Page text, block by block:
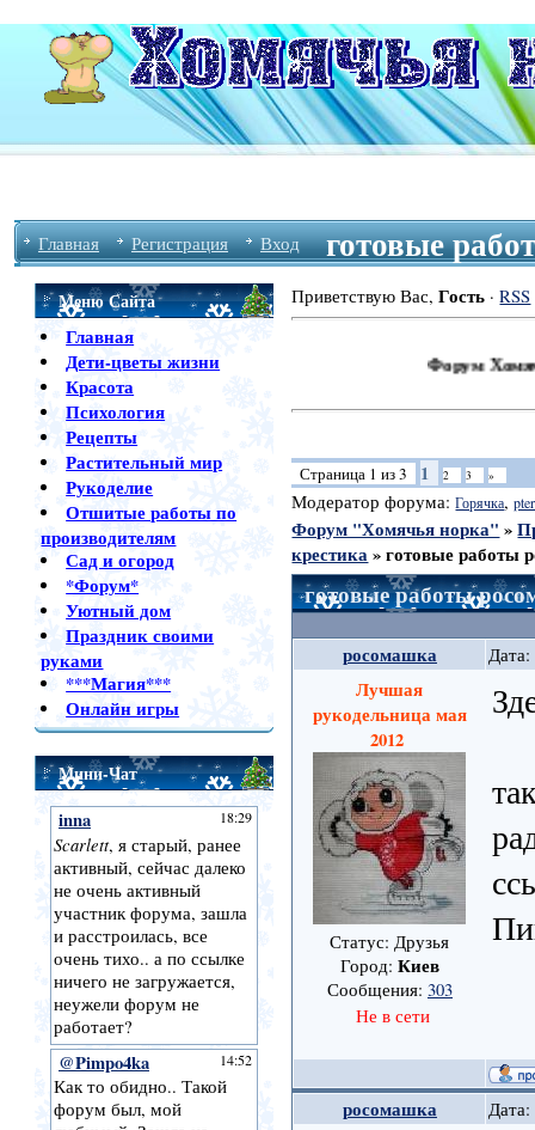
Главная Регистрация Вход готовые
Меню Сайта
Главная
Дети-цветы жизни
Красота
Психология
Рецепты
Растительный мир
Рукоделие
Отшитые работы по
производителям
Сад и огород
*Форум*
Уютный дом
Праздник своими
руками
***Магия***
Онлайн игры
Мини-Чат
Приветствую Вас,Гость ·RSS
Форум Хомячья
Страница 1 из3 1 2 3 »
Модератор форума:Горячка,
Форум "Хомячья норка" »
крестика » готовые работы
готовые работы
росомашка Дата:
Лучшая
рукодельница мая
2012
Статус: Друзья
Город: Киев
Сообщения: 303
Не в сети
росомашка Дата: